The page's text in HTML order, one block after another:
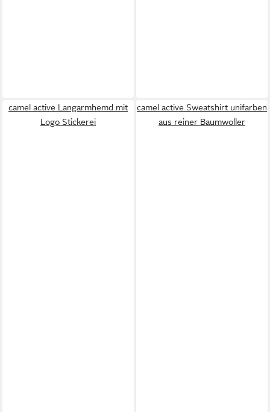
camel active Langarmhemd mit
Logo Stickerei
camel active Sweatshirt unifarben
aus reiner Baumwoller